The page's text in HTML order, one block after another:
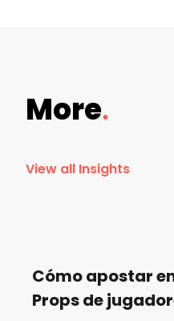
More
View all Insights
Cómo apostar
Props de